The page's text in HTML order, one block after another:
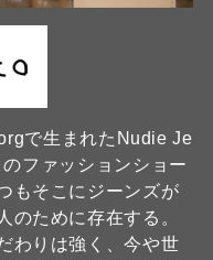
で生まれたNudie Je
ファッションショー
もそこにジーンズが
のために存在する。
わりは強く、今や世